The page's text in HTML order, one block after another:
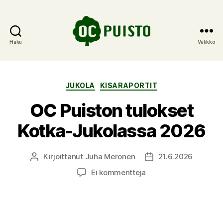
Haku Valikko
Kategoriat
JUKOLA KISARAPORTIT
OC Puiston tulokset
Kotka-Jukolassa 2026
Kirjoittaja
Kirjoittanut Juha Meronen Julkaisupäivämäärä
21.6.2026
Ei kommentteja